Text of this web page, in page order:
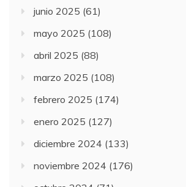
junio 2025 (61)
mayo 2025 (108)
abril 2025 (88)
marzo 2025 (108)
febrero 2025 (174)
enero 2025 (127)
diciembre 2024 (133)
noviembre 2024 (176)